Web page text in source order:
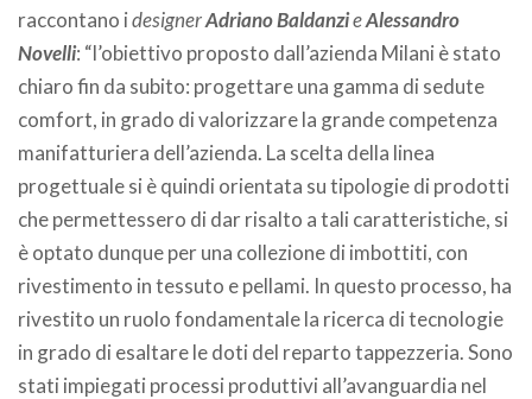
raccontano idesignerAdriano BaldanzieAlessandro
Novelli: “l’obiettivo proposto dall’azienda Milani è stato
chiaro fin da subito: progettare una gamma di sedute
comfort, in grado di valorizzare la grande competenza
manifatturiera dell’azienda. La scelta della linea
progettuale si è quindi orientata su tipologie di prodotti
che permettessero di dar risalto a tali caratteristiche, si
è optato dunque per una collezione di imbottiti, con
rivestimento in tessuto e pellami. In questo processo, ha
rivestito un ruolo fondamentale la ricerca di tecnologie
in grado di esaltare le doti del reparto tappezzeria. Sono
stati impiegati processi produttivi all’avanguardia nel